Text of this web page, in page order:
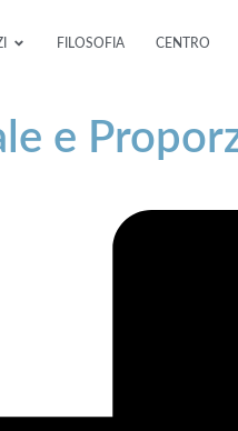
FILOSOFIA CENTRO
e